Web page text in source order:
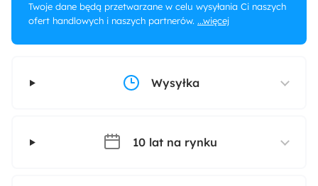
Twoje dane będą przetwarzane w celu wysyłania Ci naszych
ofert handlowych i naszych partnerów. ...więcej
Wysyłka
10 lat na rynku